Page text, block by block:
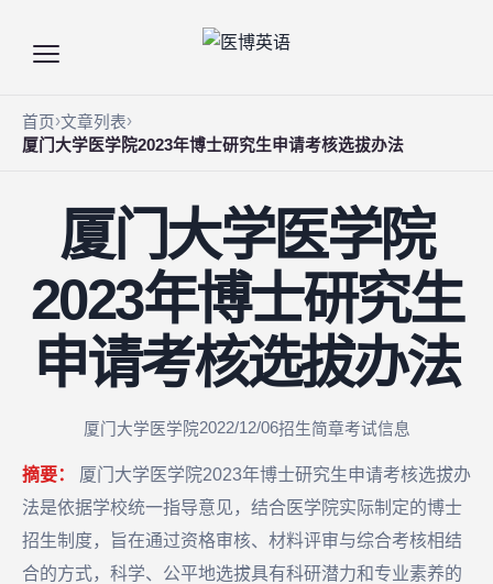
首页 文章列表
厦门大学医学院2023年博士研究生申请考核选拔办法
厦门大学医学院
2023年博士研究生
申请考核选拔办法
厦门大学医学院2022/12/06招生简章考试信息
摘要：
厦门大学医学院2023年博士研究生申请考核选拔办
法是依据学校统一指导意见，结合医学院实际制定的博士
招生制度，旨在通过资格审核、材料评审与综合考核相结
合的方式，科学、公平地选拔具有科研潜力和专业素养的